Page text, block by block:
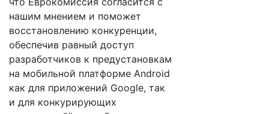
нашим мнением и поможет
восстановлению конкуренции,
обеспечив равный доступ
разработчиков к предустановкам
на мобильной платформе Android
как для приложений Google, так
и для конкурирующих